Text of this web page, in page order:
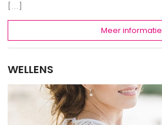
[...]
Meer informatie
WELLENS